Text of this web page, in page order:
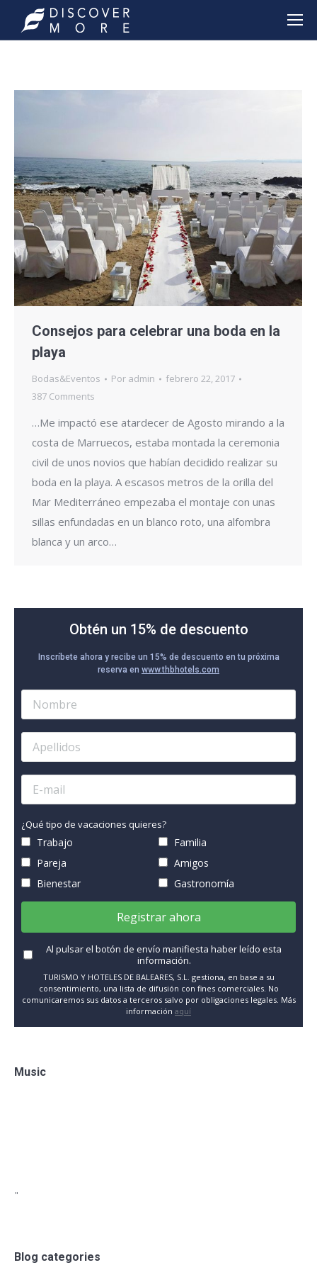
Consejos para celebrar una boda en la
playa
Bodas&Eventos Por admin
febrero 22, 2017
387 Comments
…Me impactó ese atardecer de Agosto mirando a la
costa de Marruecos, estaba montada la ceremonia
civil de unos novios que habían decidido realizar su
boda en la playa. A escasos metros de la orilla del
Mar Mediterráneo empezaba el montaje con unas
sillas enfundadas en un blanco roto, una alfombra
blanca y un arco…
Obtén un 15% de descuento
Inscríbete ahora y recibe un 15% de descuento en tu próxima
reserva en www.thbhotels.com
¿Qué tipo de vacaciones quieres?
Trabajo
Familia
Pareja
Amigos
Bienestar
Gastronomía
Registrar ahora
Al pulsar el botón de envío manifiesta haber leído esta
información.
TURISMO Y HOTELES DE BALEARES, S.L. gestiona, en base a su
consentimiento, una lista de difusión con fines comerciales. No
comunicaremos sus datos a terceros salvo por obligaciones legales. Más
información aquí
Music
"
Blog categories